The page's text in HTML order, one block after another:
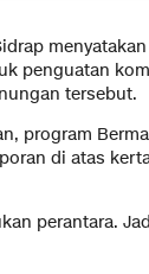
penguatan
tersebut.
program
di atas
perantara.